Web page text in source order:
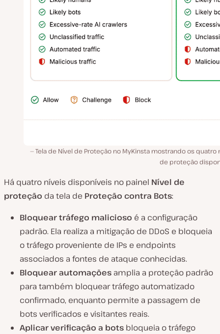
Tela de Nível de Proteção no MyKinsta mostrando os quatro
de proteção
Há quatro níveis disponíveis no painel Nível de
proteção da tela de Proteção contra Bots:
Bloquear tráfego malicioso é a configuração
padrão. Ela realiza a mitigação de DDoS e bloqueia
o tráfego proveniente de IPs e endpoints
associados a fontes de ataque conhecidas.
Bloquear automações amplia a proteção padrão
para também bloquear tráfego automatizado
confirmado, enquanto permite a passagem de
bots verificados e visitantes reais.
Aplicar verificação a bots bloqueia o tráfego